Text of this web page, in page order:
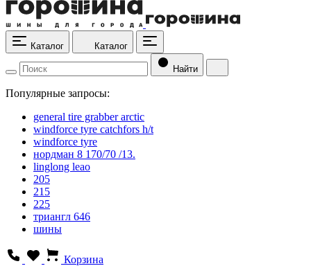
Каталог Каталог
Найти
Популярные запросы:
general tire grabber arctic
windforce tyre catchfors h/t
windforce tyre
нордман 8 170/70 /13.
linglong leao
205
215
225
триангл 646
шины
Корзина